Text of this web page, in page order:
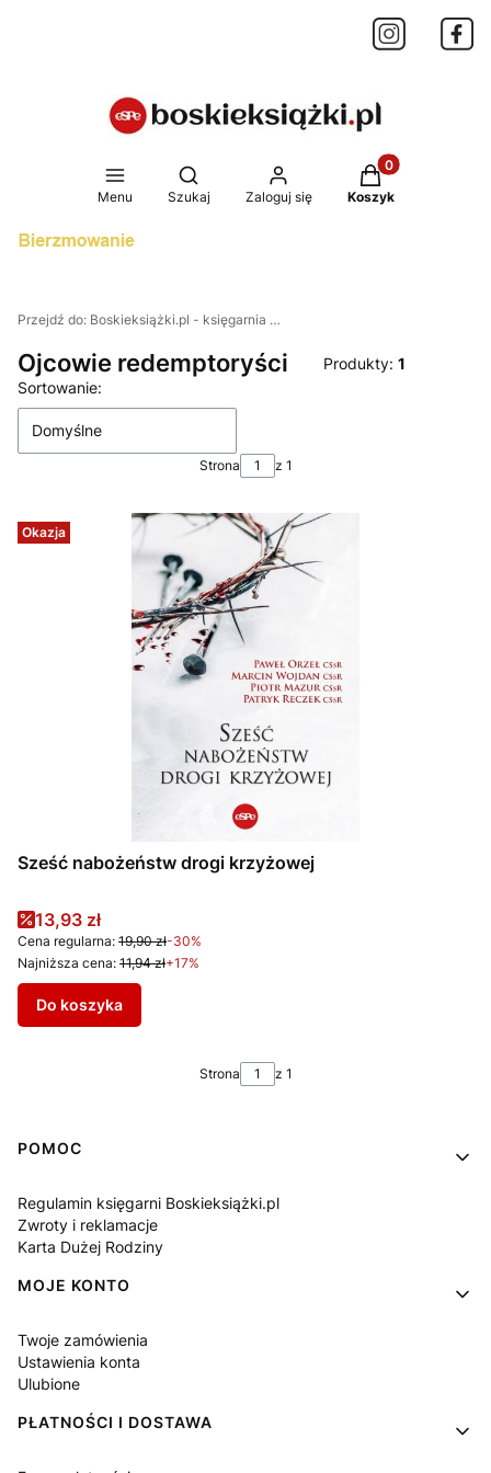
Menu
Otwórz wyszukiwarkę
Szukaj Zaloguj się
Produkty w
Koszyk
Przejdź do: Boskieksiążki.pl - księgarnia internetowa
Ojcowie redemptoryści Produkty: 1
Lista produktów
Sortowanie:
Domyślne
Strona z 1
Okazja
Sześć nabożeństw drogi krzyżowej
Cena promocyjna
13,93 zł
Cena regularna: 19,90 zł-30%
Najniższa cena: 11,94 zł+17%
Do koszyka
Strona z 1
Linki w stopce
POMOC
Regulamin księgarni Boskieksiążki.pl
Zwroty i reklamacje
Karta Dużej Rodziny
MOJE KONTO
Twoje zamówienia
Ustawienia konta
Ulubione
PŁATNOŚCI I DOSTAWA